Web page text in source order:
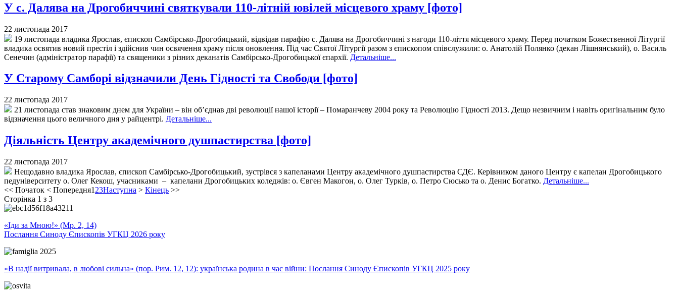
У с. Далява на Дрогобиччині святкували 110-літній ювілей місцевого храму [фото]
22 листопада 2017
19 листопада владика Ярослав, єпископ Самбірсько-Дрогобицький, відвідав парафію с. Далява на Дрогобиччині з нагоди 110-ліття місцевого храму. Перед початком Божественної Літургії
владика освятив новий престіл і здійснив чин освячення храму після оновлення. Під час Святої Літургії разом з єпископом співслужили: о. Анатолій Полянко (декан Лішнянський), о. Василь
Сенечин (адміністратор парафії) та священики з різних деканатів Самбірсько-Дрогобицької єпархії. Детальніше...
У Старому Самборі відзначили День Гідності та Свободи [фото]
22 листопада 2017
21 листопада став знаковим днем для України – він об’єднав дві революції нашої історії – Помаранчеву 2004 року та Революцію Гідності 2013. Дещо незвичним і навіть оригінальним було
відзначення цього величного дня у райцентрі. Детальніше...
Діяльність Центру академічного душпастирства [фото]
22 листопада 2017
Нещодавно владика Ярослав, єпископ Самбірсько-Дрогобицький, зустрівся з капеланами Центру академічного душпастирства СДЄ. Керівником даного Центру є капелан Дрогобицького
педуніверситету о. Олег Кекош, учасниками – капелани Дрогобицьких коледжів: о. Євген Макогон, о. Олег Турків, о. Петро Сюсько та о. Денис Богатко. Детальніше...
<< Початок < Попередня1 23Наступна > Кінець >>
Сторінка 1 з 3
«Іди за Мною!» (Мр. 2, 14)
Послання Синоду Єпископів УГКЦ 2026 року
«В надії витривала, в любові сильна» (пор. Рим. 12, 12): українська родина в час війни: Послання Синоду Єпископів УГКЦ 2025 року